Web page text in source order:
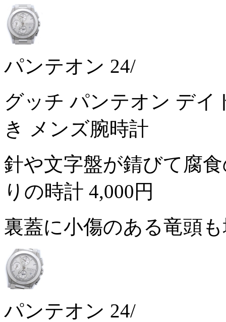
パンテオン 24/
グッチ パンテオン デイ
き メンズ腕時計
針や文字盤が錆びて腐
りの時計 4,000円
裏蓋に小傷のある竜頭
パンテオン 24/